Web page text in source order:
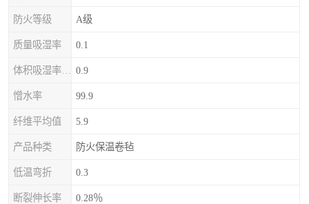
防火等级 A级
质量吸湿率 0.1
0.9
憎水率 99.9
纤维平均值 5.9
产品种类 防火保温卷毡
低温弯折 0.3
断裂伸长率 0.28％